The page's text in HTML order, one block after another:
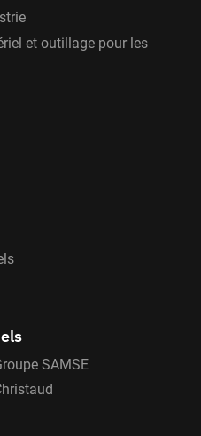
et outillage pour les
SAMSE